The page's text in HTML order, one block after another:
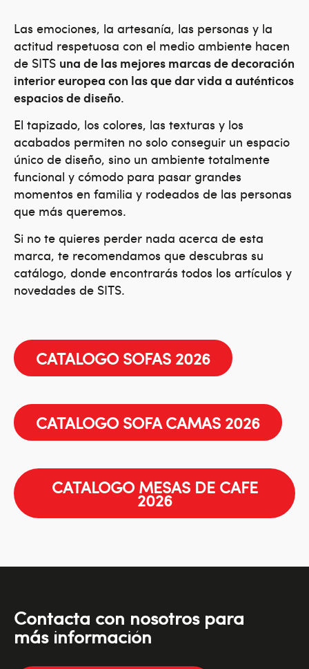
Las emociones, la artesanía, las personas y la
actitud respetuosa con el medio ambiente hacen
de SITS una de las mejores marcas de decoración
interior europea con las que dar vida a auténticos
espacios de diseño.
El tapizado, los colores, las texturas y los
acabados permiten no solo conseguir un espacio
único de diseño, sino un ambiente totalmente
funcional y cómodo para pasar grandes
momentos en familia y rodeados de las personas
que más queremos.
Si no te quieres perder nada acerca de esta
marca, te recomendamos que descubras su
catálogo, donde encontrarás todos los artículos y
novedades de SITS.
CATALOGO SOFAS 2026
CATALOGO SOFA CAMAS 2026
CATALOGO MESAS DE CAFE
2026
Contacta con nosotros para
más información